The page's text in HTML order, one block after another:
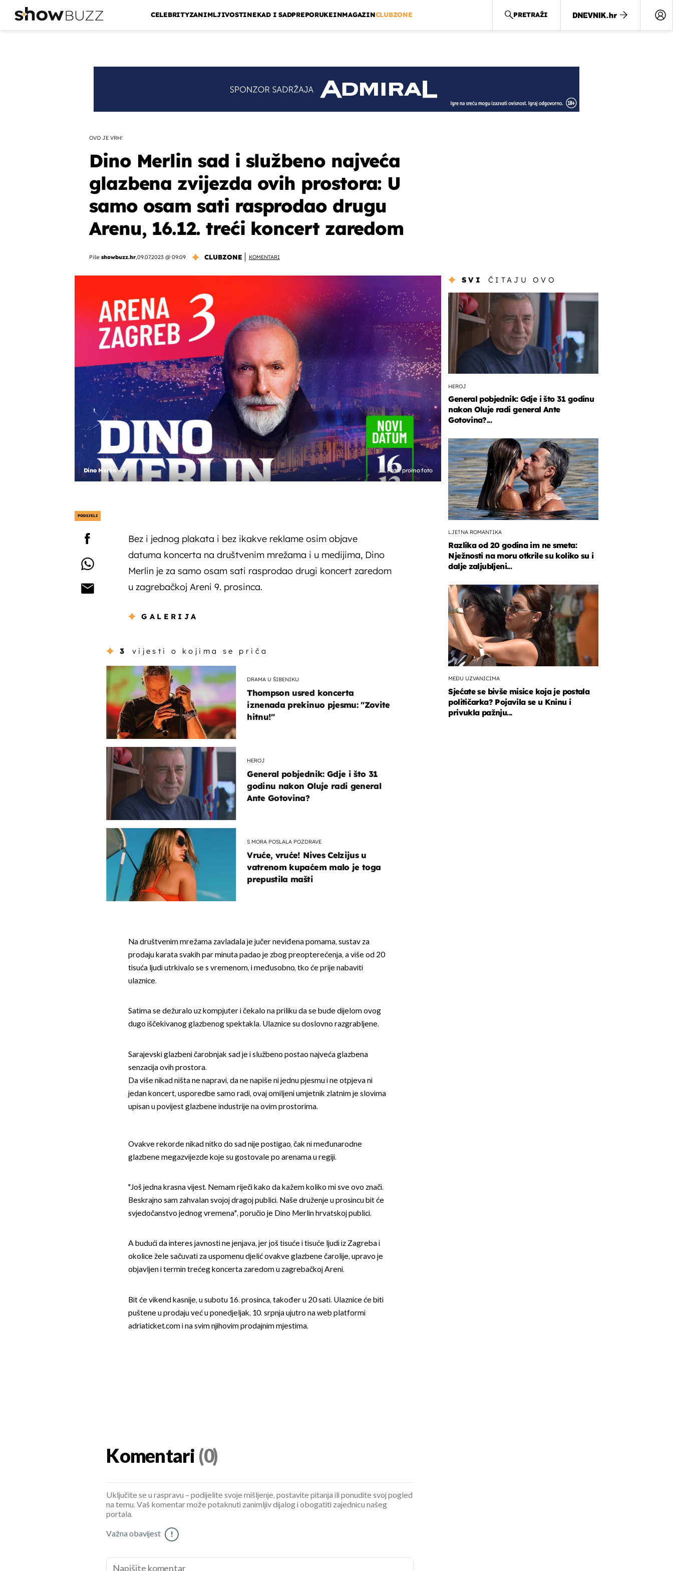
CELEBRITYZANIMLJIVOSTINEKAD I SADPREPORUKEINMAGAZINCLUBZONE PRETRAŽI
OVO JE VRH!
Dino Merlin sad i službeno najveća
glazbena zvijezda ovih prostora: U
samo osam sati rasprodao drugu
Arenu, 16.12. treći koncert zaredom
Piše showbuzz.hr,09.07.2023 @ 09:09 CLUBZONE KOMENTARI
Dino Merlin - 2 Foto: promo foto
PODIJELI
Bez i jednog plakata i bez ikakve reklame osim objave
datuma koncerta na društvenim mrežama i u medijima, Dino
Merlin je za samo osam sati rasprodao drugi koncert zaredom
u zagrebačkoj Areni 9. prosinca.
GALERIJA
3 vijesti o kojima se priča
DRAMA U ŠIBENIKU
Thompson usred koncerta
iznenada prekinuo pjesmu: "Zovite
hitnu!"
HEROJ
General pobjednik: Gdje i što 31
godinu nakon Oluje radi general
Ante Gotovina?
S MORA POSLALA POZDRAVE
Vruće, vruće! Nives Celzijus u
vatrenom kupaćem malo je toga
prepustila mašti
Na društvenim mrežama zavladala je jučer neviđena pomama, sustav za
prodaju karata svakih par minuta padao je zbog preopterećenja, a više od 20
tisuća ljudi utrkivalo se s vremenom, i međusobno, tko će prije nabaviti
ulaznice.
Satima se dežuralo uz kompjuter i čekalo na priliku da se bude dijelom ovog
dugo iščekivanog glazbenog spektakla. Ulaznice su doslovno razgrabljene.
Sarajevski glazbeni čarobnjak sad je i službeno postao najveća glazbena
senzacija ovih prostora.
Da više nikad ništa ne napravi, da ne napiše ni jednu pjesmu i ne otpjeva ni
jedan koncert, usporedbe samo radi, ovaj omiljeni umjetnik zlatnim je slovima
upisan u povijest glazbene industrije na ovim prostorima.
Ovakve rekorde nikad nitko do sad nije postigao, čak ni međunarodne
glazbene megazvijezde koje su gostovale po arenama u regiji.
"Još jedna krasna vijest. Nemam riječi kako da kažem koliko mi sve ovo znači.
Beskrajno sam zahvalan svojoj dragoj publici. Naše druženje u prosincu bit će
svjedočanstvo jednog vremena", poručio je Dino Merlin hrvatskoj publici.
A budući da interes javnosti ne jenjava, jer još tisuće i tisuće ljudi iz Zagreba i
okolice žele sačuvati za uspomenu djelić ovakve glazbene čarolije, upravo je
objavljen i termin trećeg koncerta zaredom u zagrebačkoj Areni.
Bit će vikend kasnije, u subotu 16. prosinca, također u 20 sati. Ulaznice će biti
puštene u prodaju već u ponedjeljak, 10. srpnja ujutro na web platformi
adriaticket.com i na svim njihovim prodajnim mjestima.
SVI ČITAJU OVO
HEROJ
General pobjednik: Gdje i što 31 godinu
nakon Oluje radi general Ante
Gotovina?...
LJETNA ROMANTIKA
Razlika od 20 godina im ne smeta:
Nježnosti na moru otkrile su koliko su i
dalje zaljubljeni...
MEĐU UZVANICIMA
Sjećate se bivše misice koja je postala
političarka? Pojavila se u Kninu i
privukla pažnju...
Komentari (0)
Uključite se u raspravu – podijelite svoje mišljenje, postavite pitanja ili ponudite svoj pogled
na temu. Vaš komentar može potaknuti zanimljiv dijalog i obogatiti zajednicu našeg
portala.
Važna obavijest !
OMOGUĆI OBAVIJESTI